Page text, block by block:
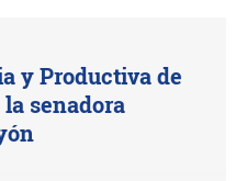
y Productiva de
senadora